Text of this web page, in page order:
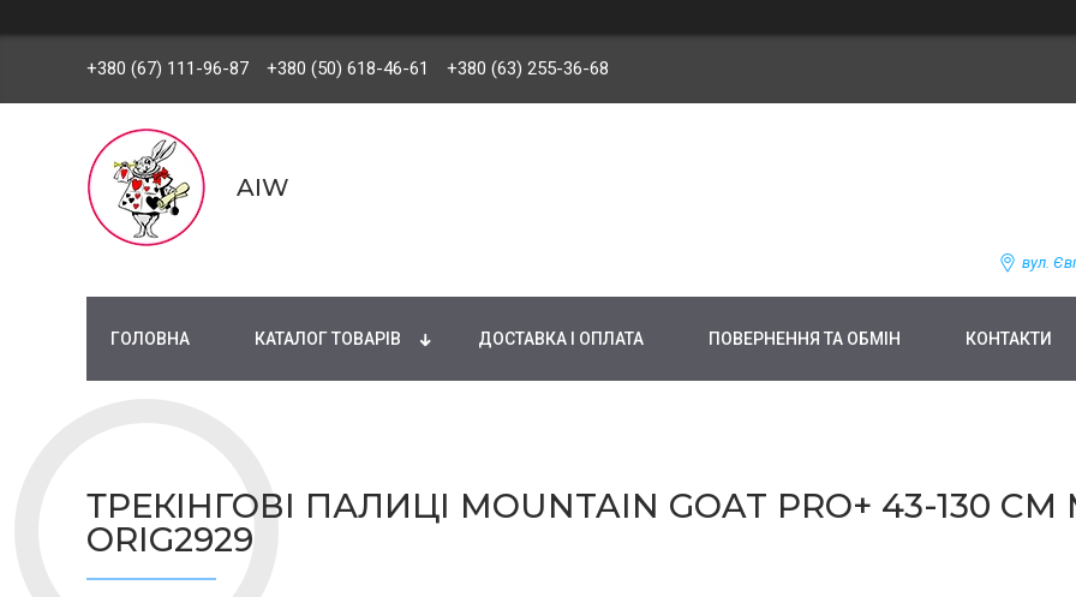
+380 (67) 111-96-87 +380 (50) 618-46-61 +380 (63) 255-36-68
AIW
вул.
ГОЛОВНА КАТАЛОГ ТОВАРІВ ДОСТАВКА І ОПЛАТА ПОВЕРНЕННЯ ТА ОБМІН КОНТАКТИ
ТРЕКІНГОВІ ПАЛИЦІ MOUNTAIN GOAT PRO+ 43-130 СМ
ORIG2929